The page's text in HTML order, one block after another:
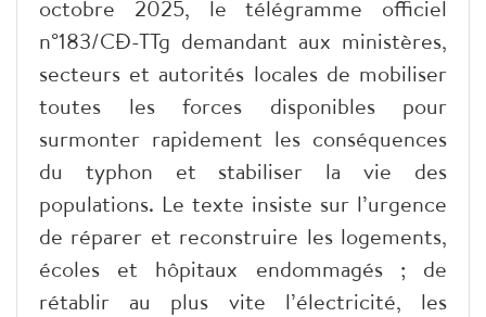
octobre 2025, le télégramme officiel
n°183/CĐ-TTg demandant aux ministères,
secteurs et autorités locales de mobiliser
toutes les forces disponibles pour
surmonter rapidement les conséquences
du typhon et stabiliser la vie des
populations. Le texte insiste sur l’urgence
de réparer et reconstruire les logements,
écoles et hôpitaux endommagés ; de
rétablir au plus vite l’électricité, les